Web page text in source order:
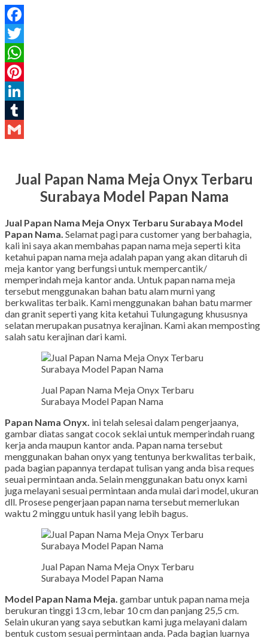
Facebook
Twitter
WhatsApp
Pinterest
LinkedIn
Tumblr
Jual Papan Nama Meja Onyx Terbaru
Surabaya Model Papan Nama
Jual Papan Nama Meja Onyx Terbaru Surabaya Model
Papan Nama. Selamat pagi para customer yang berbahagia,
kali ini saya akan membahas papan nama meja seperti kita
ketahui papan nama meja adalah papan yang akan ditaruh di
meja kantor yang berfungsi untuk mempercantik/
memperindah meja kantor anda. Untuk papan nama meja
tersebut menggunakan bahan batu alam murni yang
berkwalitas terbaik. Kami menggunakan bahan batu marmer
dan granit seperti yang kita ketahui Tulungagung khususnya
selatan merupakan pusatnya kerajinan. Kami akan memposting
salah satu kerajinan dari kami.
Jual Papan Nama Meja Onyx Terbaru
Surabaya Model Papan Nama
Papan Nama Onyx. ini telah selesai dalam pengerjaanya,
gambar diatas sangat cocok seklai untuk memperindah ruang
kerja anda maupun kantor anda. Papan nama tersebut
menggunakan bahan onyx yang tentunya berkwalitas terbaik,
pada bagian papannya terdapat tulisan yang anda bisa reques
seuai permintaan anda. Selain menggunakan batu onyx kami
juga melayani sesuai permintaan anda mulai dari model, ukuran
dll. Prosese pengerjaan papan nama tersebut memerlukan
waktu 2 minggu untuk hasil yang lebih bagus.
Jual Papan Nama Meja Onyx Terbaru
Surabaya Model Papan Nama
Model Papan Nama Meja. gambar untuk papan nama meja
berukuran tinggi 13 cm, lebar 10 cm dan panjang 25,5 cm.
Selain ukuran yang saya sebutkan kami juga melayani dalam
bentuk custom sesuai permintaan anda. Pada bagian luarnya